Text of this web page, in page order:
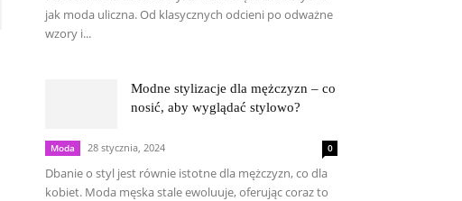
jak moda uliczna. Od klasycznych odcieni po odważne
wzory i...
Modne stylizacje dla mężczyzn – co
nosić, aby wyglądać stylowo?
Moda 28 stycznia, 2024 0
Dbanie o styl jest równie istotne dla mężczyzn, co dla
kobiet. Moda męska stale ewoluuje, oferując coraz to